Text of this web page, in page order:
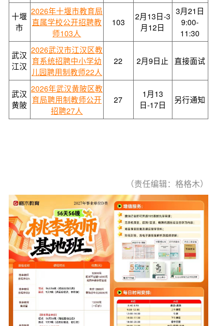
十堰
市
2026年十堰市教育局
直属学校公开招聘教
师103人
103
2月13日-3
月12日
3月21日
9:00-
11:30
武汉
江汉
2026武汉市江汉区教
育系统招聘中小学幼
儿园聘用制教师22人
22 2月9日止 直接面试
武汉
黄陂
2026年武汉黄陂区教
育局聘用制教师公开
招聘27人
27
1月13
日-17日
另行通知
（责任编辑：格格木）